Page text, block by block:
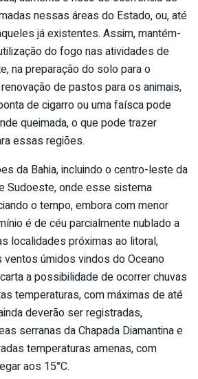
nessas áreas do Estado, ou, até
já existentes. Assim, mantém-
do fogo nas atividades de
na preparação do solo para o
de pastos para os animais,
de cigarro ou uma faísca pode
queimada, o que pode trazer
essas regiões.
da Bahia, incluindo o centro-leste da
Sudoeste, onde esse sistema
o tempo, embora com menor
é de céu parcialmente nublado a
localidades próximas ao litoral,
ventos úmidos vindos do Oceano
a possibilidade de ocorrer chuvas
temperaturas, com máximas de até
deverão ser registradas,
serranas da Chapada Diamantina e
temperaturas amenas, com
aos 15°C.